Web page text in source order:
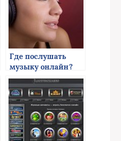
Где послушать
музыку онлайн?